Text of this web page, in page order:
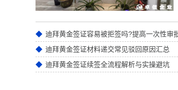
迪拜黄金签证材料递交常见驳回原因汇总
迪拜黄金签证续签全流程解析与实操避坑